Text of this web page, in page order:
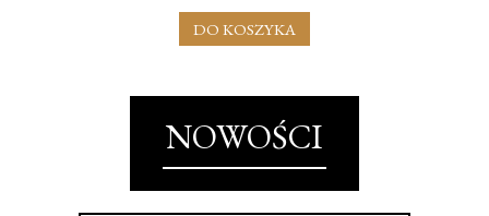
DO KOSZYKA
NOWOŚCI